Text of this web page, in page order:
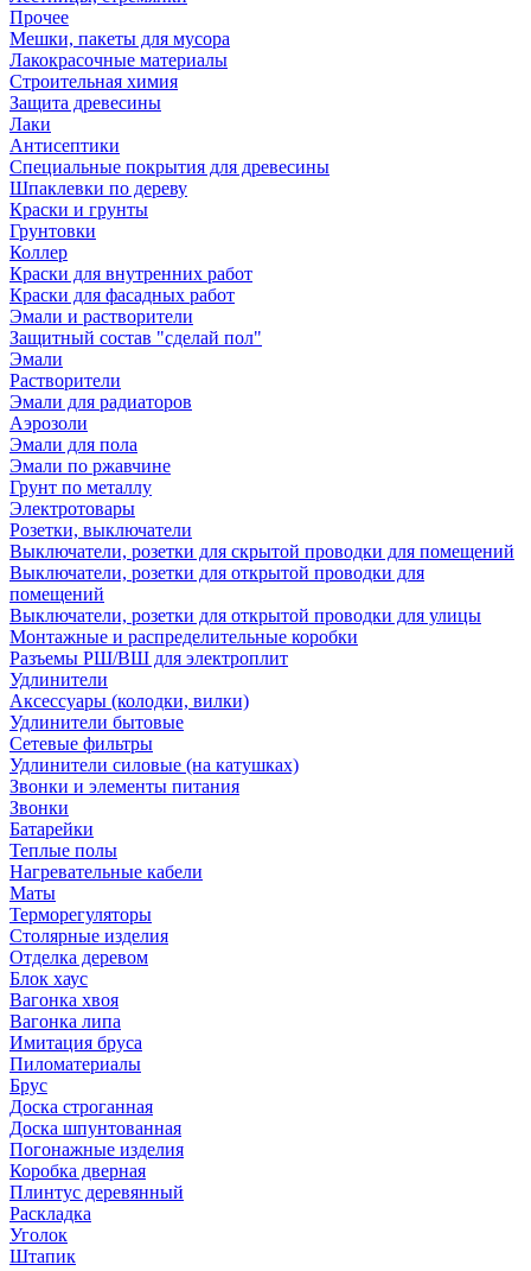
Прочее
Мешки, пакеты для мусора
Лакокрасочные материалы
Строительная химия
Защита древесины
Лаки
Антисептики
Специальные покрытия для древесины
Шпаклевки по дереву
Краски и грунты
Грунтовки
Коллер
Краски для внутренних работ
Краски для фасадных работ
Эмали и растворители
Защитный состав "сделай пол"
Эмали
Растворители
Эмали для радиаторов
Аэрозоли
Эмали для пола
Эмали по ржавчине
Грунт по металлу
Электротовары
Розетки, выключатели
Выключатели, розетки для скрытой проводки для помещений
Выключатели, розетки для открытой проводки для
помещений
Выключатели, розетки для открытой проводки для улицы
Монтажные и распределительные коробки
Разъемы РШ/ВШ для электроплит
Удлинители
Аксессуары (колодки, вилки)
Удлинители бытовые
Сетевые фильтры
Удлинители силовые (на катушках)
Звонки и элементы питания
Звонки
Батарейки
Теплые полы
Нагревательные кабели
Маты
Терморегуляторы
Столярные изделия
Отделка деревом
Блок хаус
Вагонка хвоя
Вагонка липа
Имитация бруса
Пиломатериалы
Брус
Доска строганная
Доска шпунтованная
Погонажные изделия
Коробка дверная
Плинтус деревянный
Раскладка
Уголок
Штапик